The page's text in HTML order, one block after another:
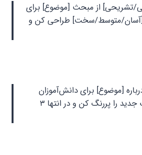
تشریحی] از مبحث [موضوع] برای
[آسان/متوسط/سخت] طراحی کن و
[موضوع] برای دانش‌آموزان
[پایه] بنویس. کلمات جدید را پررنگ کن و در انتها ۳